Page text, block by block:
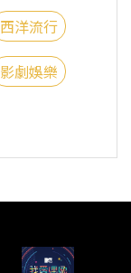
西洋流行
影劇娛樂